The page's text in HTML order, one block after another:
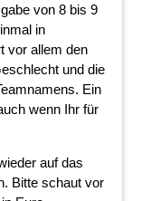
von 8 bis 9
in
vor allem den
und die
Ein
wenn Ihr für
auf das
Bitte schaut vor